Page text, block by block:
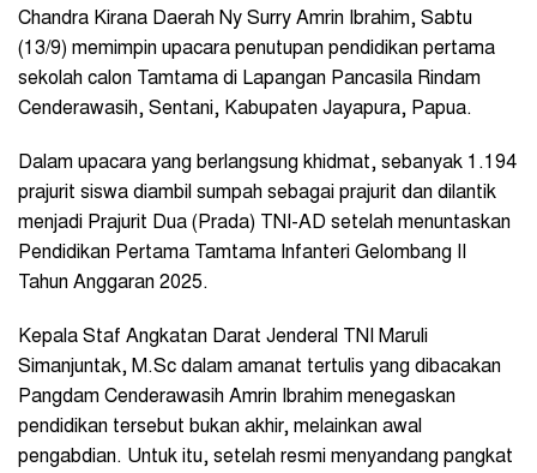
Chandra Kirana Daerah Ny Surry Amrin Ibrahim, Sabtu
(13/9) memimpin upacara penutupan pendidikan pertama
sekolah calon Tamtama di Lapangan Pancasila Rindam
Cenderawasih, Sentani, Kabupaten Jayapura, Papua.
Dalam upacara yang berlangsung khidmat, sebanyak 1.194
prajurit siswa diambil sumpah sebagai prajurit dan dilantik
menjadi Prajurit Dua (Prada) TNI-AD setelah menuntaskan
Pendidikan Pertama Tamtama Infanteri Gelombang II
Tahun Anggaran 2025.
Kepala Staf Angkatan Darat Jenderal TNI Maruli
Simanjuntak, M.Sc dalam amanat tertulis yang dibacakan
Pangdam Cenderawasih Amrin Ibrahim menegaskan
pendidikan tersebut bukan akhir, melainkan awal
pengabdian. Untuk itu, setelah resmi menyandang pangkat